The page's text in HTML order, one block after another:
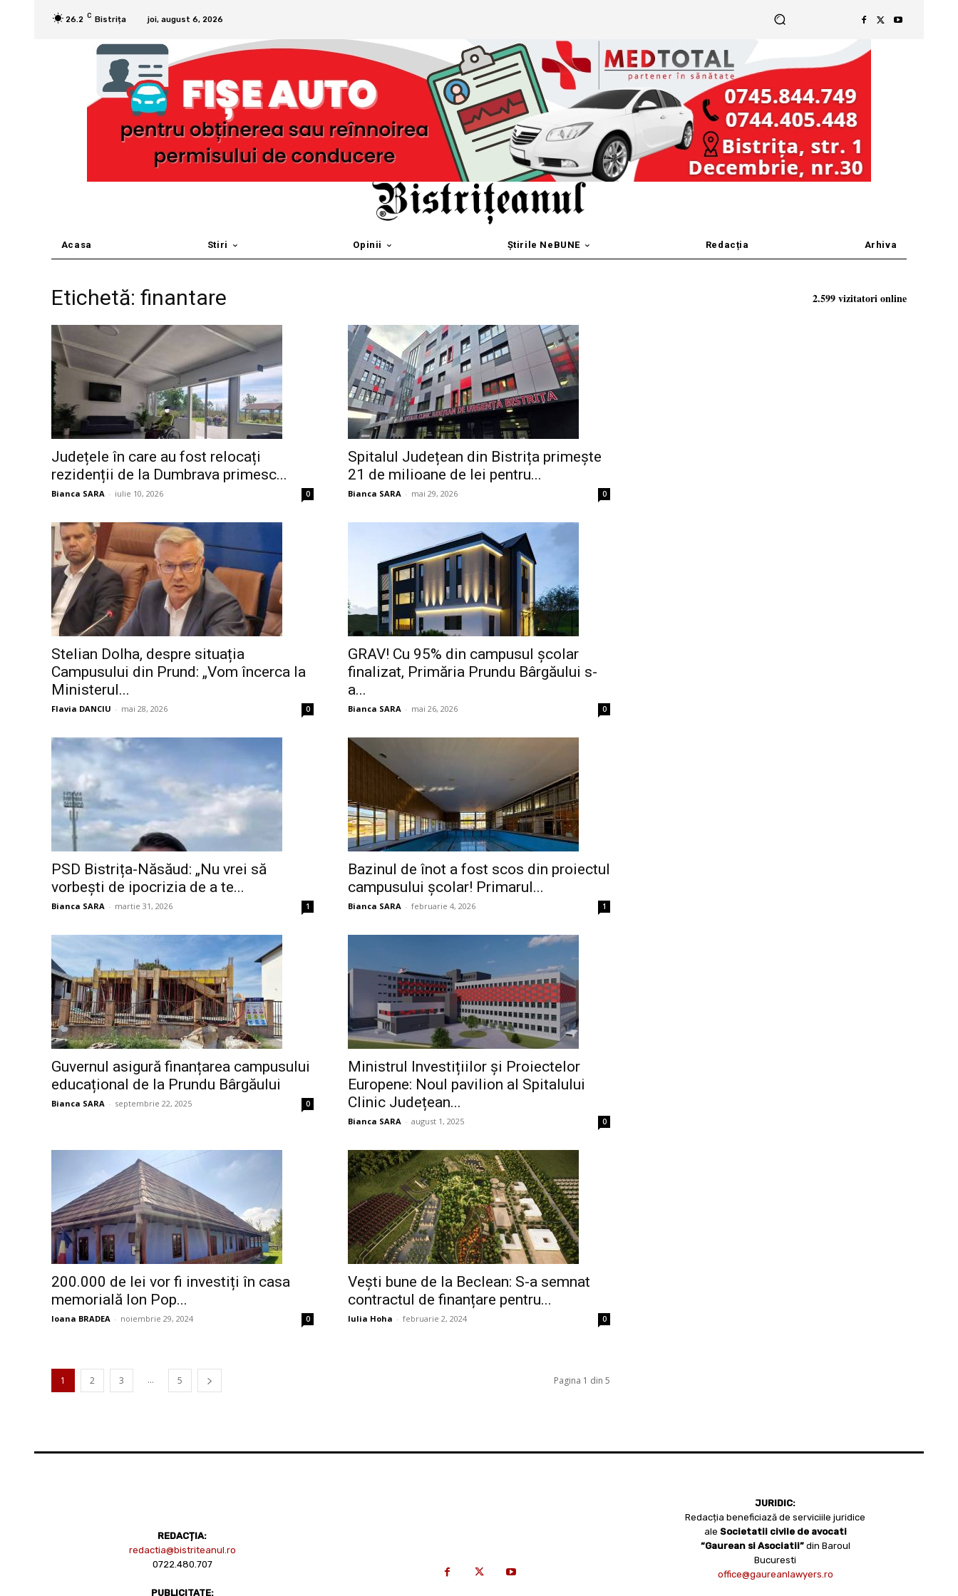
26.2 C Bistrița joi, august 6, 2026
Acasa Stiri Opinii Știrile NeBUNE Redacția Arhiva
Etichetă: finantare
Județele în care au fost relocați
rezidenții de la Dumbrava primesc...
Bianca SARA - iulie 10, 2026 0
Spitalul Județean din Bistrița primește
21 de milioane de lei pentru...
Bianca SARA - mai 29, 2026 0
Stelian Dolha, despre situația
Campusului din Prund: „Vom încerca la
Ministerul...
Flavia DANCIU - mai 28, 2026 0
GRAV! Cu 95% din campusul școlar
finalizat, Primăria Prundu Bârgăului s-
a...
Bianca SARA - mai 26, 2026 0
PSD Bistrița-Năsăud: „Nu vrei să
vorbești de ipocrizia de a te...
Bianca SARA - martie 31, 2026 1
Bazinul de înot a fost scos din proiectul
campusului școlar! Primarul...
Bianca SARA - februarie 4, 2026 1
Guvernul asigură finanțarea campusului
educațional de la Prundu Bârgăului
Bianca SARA - septembrie 22, 2025 0
Ministrul Investițiilor și Proiectelor
Europene: Noul pavilion al Spitalului
Clinic Județean...
Bianca SARA - august 1, 2025 0
200.000 de lei vor fi investiți în casa
memorială Ion Pop...
Ioana BRADEA - noiembrie 29, 2024 0
Vești bune de la Beclean: S-a semnat
contractul de finanțare pentru...
Iulia Hoha - februarie 2, 2024 0
1 2 3 ... 5 Pagina 1 din 5
2.599 vizitatori online
REDACȚIA:
redactia@bistriteanul.ro
0722.480.707
PUBLICITATE:
JURIDIC:
Redacția beneficiază de serviciile juridice
ale Societatii civile de avocati
“Gaurean si Asociatii” din Baroul
Bucuresti
office@gaureanlawyers.ro